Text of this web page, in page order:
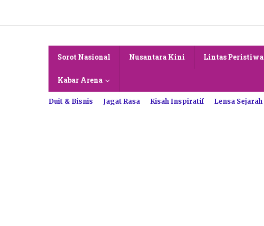
konten
Sorot Nasional Nusantara Kini Lintas Peristiwa
Kabar Arena
Duit & Bisnis Jagat Rasa Kisah Inspiratif Lensa Sejarah